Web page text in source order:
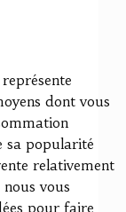
dont vous
sa popularité
relativement
vous
pour faire